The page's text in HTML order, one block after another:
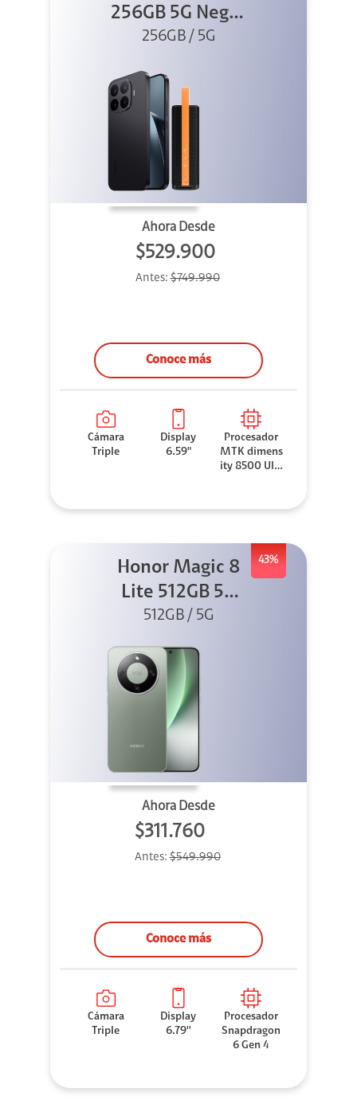
256GB 5G Negro
+ Sound
256GB / 5G
Ahora Desde
$529.900
Antes:$749.990
Conoce más
Cámara
Triple
Display
6.59"
Procesador
MTK dimens
ity 8500 Ultr
43%
Honor Magic 8
Lite 512GB 5G
Verde
512GB / 5G
Ahora Desde
$311.760
Antes:$549.990
Conoce más
Cámara
Triple
Display
6.79''
Procesador
Snapdragon
6 Gen 4